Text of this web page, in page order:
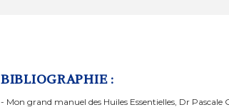
BIBLIOGRAPHIE :
- Mon grand manuel des Huiles Essentielles, Dr Pascale